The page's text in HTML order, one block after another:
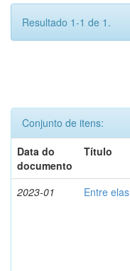
Resultado 1-1 de 1.
Conjunto de itens:
Data do
documento
Título
2023-01 Entre elas